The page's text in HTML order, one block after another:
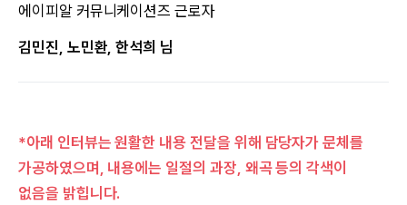
에이피알 커뮤니케이션즈 근로자
김민진, 노민환, 한석희 님
*아래 인터뷰는 원활한 내용 전달을 위해 담당자가 문체를
가공하였으며, 내용에는 일절의 과장, 왜곡 등의 각색이
없음을 밝힙니다.